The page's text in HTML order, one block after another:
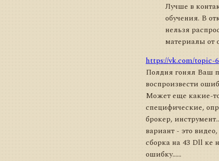
Лучше в
обучения. В
нельзя
материалы от
https://vk.com/topic-
Полдня гонял Ваш
воспроизвести
Может еще какие-
специфические,
брокер,
вариант - это
сборка на 43 Dll ке
ошибку......